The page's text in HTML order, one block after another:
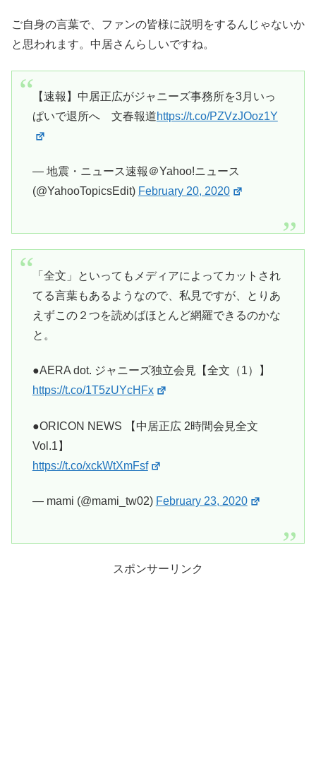
ご自身の言葉で、ファンの皆様に説明をするんじゃないか
と思われます。中居さんらしいですね。
【速報】中居正広がジャニーズ事務所を3月いっ
ぱいで退所へ 文春報道https://t.co/PZVzJOoz1Y
— 地震・ニュース速報＠Yahoo!ニュース
(@YahooTopicsEdit) February 20, 2020
「全文」といってもメディアによってカットされ
てる言葉もあるようなので、私見ですが、とりあ
えずこの２つを読めばほとんど網羅できるのかな
と。
●AERA dot. ジャニーズ独立会見【全文（1）】
https://t.co/1T5zUYcHFx
●ORICON NEWS 【中居正広 2時間会見全文
Vol.1】
https://t.co/xckWtXmFsf
— mami (@mami_tw02) February 23, 2020
スポンサーリンク